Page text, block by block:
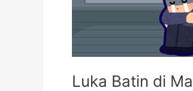
Luka Batin di
Sembuh?